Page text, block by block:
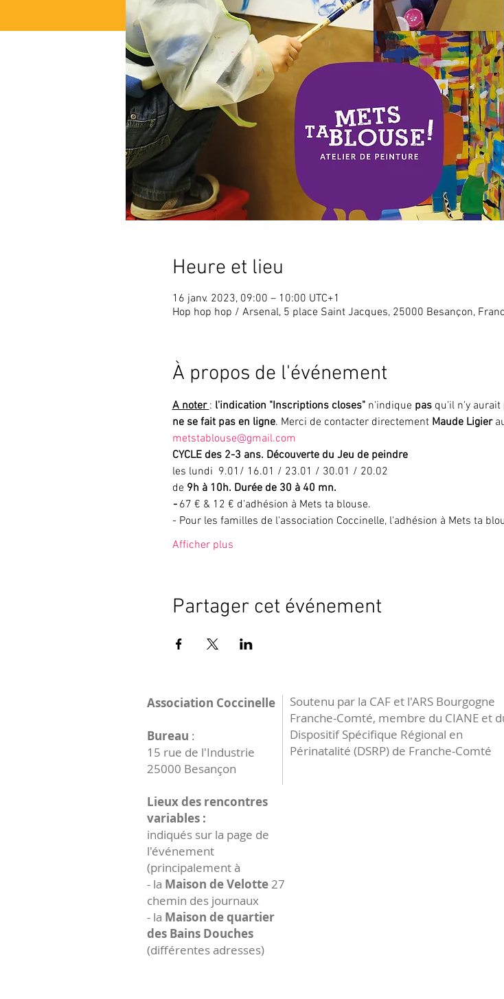
Heure et lieu
16 janv. 2023, 09:00 – 10:00 UTC+1
Hop hop hop / Arsenal, 5 place Saint Jacques, 25000 Besançon,
À propos de l'événement
A noter : l'indication "Inscriptions closes" n'indique pas qu'il n'y
ne se fait pas en ligne. Merci de contacter directement Maude Ligier
metstablouse@gmail.com
CYCLE des 2-3 ans. Découverte du Jeu de peindre
les lundi  9.01/ 16.01 / 23.01 / 30.01 / 20.02
de 9h à 10h. Durée de 30 à 40 mn.
- 67 € & 12 € d'adhésion à Mets ta blouse.
- Pour les familles de l'association Coccinelle, l'adhésion à Mets ta
Afficher plus
Partager cet événement
Association Coccinelle
Bureau :
15 rue de l'Industrie
25000 Besançon
Lieux des rencontres
variables :
indiqués sur la page de
l'événement
(principalement à
- la Maison de Velotte27
chemin des journaux
- la Maison de quartier
des Bains Douches
(différentes adresses)
Soutenu par la CAF et l'ARS Bourgogne
Franche-Comté, membre du CIANE et
Dispositif Spécifique Régional en
Périnatalité (DSRP) de Franche-Comté